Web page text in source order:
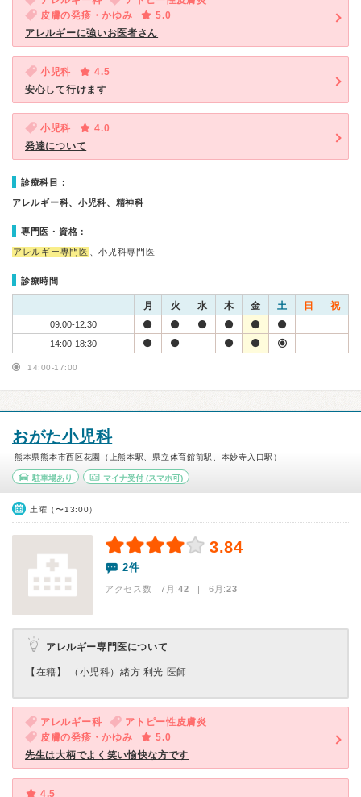
皮膚の発疹・かゆみ
5.0
アレルギーに強いお医者さん
小児科
4.5
安心して行けます
小児科
4.0
発達について
診療科目：
アレルギー科、小児科、精神科
専門医・資格：
アレルギー専門医 、小児科専門医
診療時間
月 火 水 木 金 土 日 祝
09:00-12:30
14:00-18:30
14:00-17:00
おがた小児科
熊本県熊本市西区花園（上熊本駅、県立体育館前駅、本妙寺入口駅）
駐車場あり マイナ受付(スマホ可)
土曜（〜13:00）
3.84
2件
アクセス数 7月:42 | 6月:23
アレルギー専門医について
【在籍】 （小児科）緒方 利光 医師
アレルギー科
アトピー性皮膚炎
皮膚の発疹・かゆみ
5.0
先生は大柄でよく笑い愉快な方です
4.5